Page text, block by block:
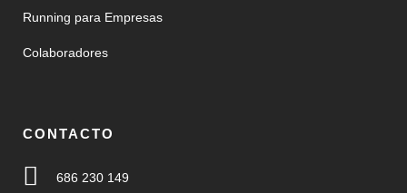
Running para Empresas
Colaboradores
CONTACTO
686 230 149